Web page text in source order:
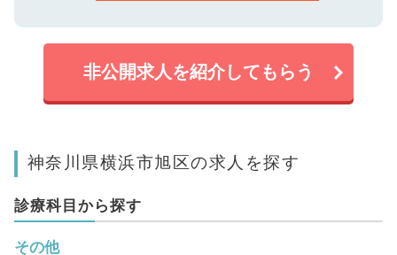
非公開求人を紹介してもらう
神奈川県横浜市旭区の求人を探す
診療科目から探す
その他